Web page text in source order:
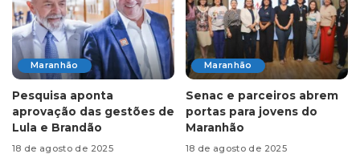
Maranhão
Pesquisa aponta
aprovação das gestões de
Lula e Brandão
18 de agosto de 2025
Maranhão
Senac e parceiros abrem
portas para jovens do
Maranhão
18 de agosto de 2025